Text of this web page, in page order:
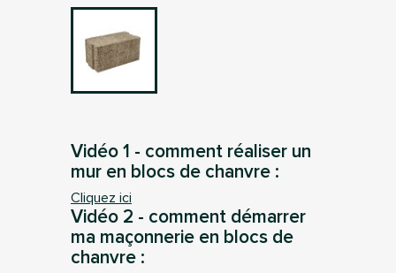
Vidéo 1 - comment réaliser un
mur en blocs de chanvre :
Cliquez ici
Vidéo 2 - comment démarrer
ma maçonnerie en blocs de
chanvre :